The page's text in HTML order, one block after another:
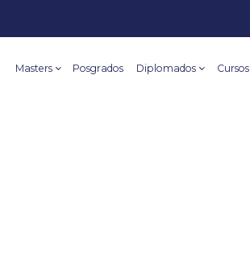
Masters Posgrados Diplomados Cursos